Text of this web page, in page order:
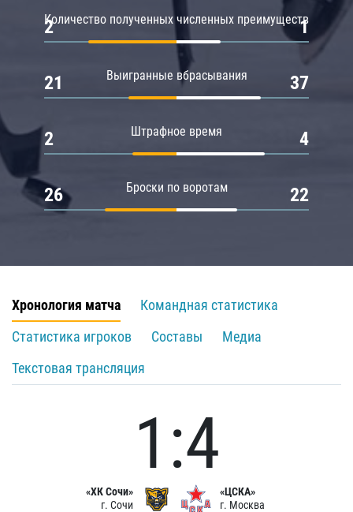
Количество полученных численных преимуществ
2 1
Выигранные вбрасывания
21 37
Штрафное время
2 4
Броски по воротам
26 22
Хронология матча
Командная статистика
Статистика игроков
Составы
Медиа
Текстовая трансляция
«ХК Сочи»
г. Сочи
1:4
«ЦСКА»
г. Москва